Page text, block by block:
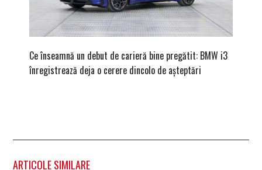
Ce înseamnă un debut de carieră bine pregătit: BMW i3
înregistrează deja o cerere dincolo de așteptări
ARTICOLE SIMILARE